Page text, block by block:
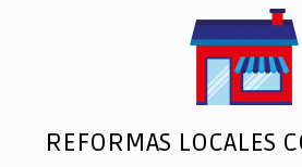
REFORMAS LOCALES